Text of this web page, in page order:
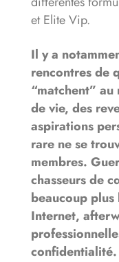
et Elite Vip.
Il y a
rencontres de
“matchent”
de vie, des
aspirations
rare ne se
membres.
chasseurs de
beaucoup
Internet,
confidentialité.